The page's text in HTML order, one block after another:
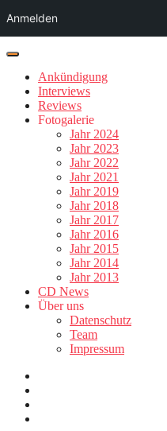
Anmelden
Ankündigung
Interviews
Reviews
Fotogalerie
Jahr 2024
Jahr 2023
Jahr 2022
Jahr 2021
Jahr 2019
Jahr 2018
Jahr 2017
Jahr 2016
Jahr 2015
Jahr 2014
Jahr 2013
CD News
Über uns
Datenschutz
Team
Impressum